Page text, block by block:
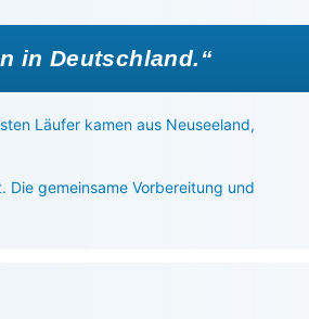
in Deutschland.“
Läufer kamen aus Neuseeland,
gemeinsame Vorbereitung und